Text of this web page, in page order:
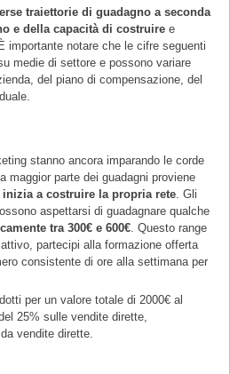
traiettorie di guadagno a seconda
e della capacità di costruire e
importante notare che le cifre seguenti
medie di settore e possono variare
del piano di compensazione, del
stanno ancora imparando le corde
maggior parte dei guadagni proviene
inizia a costruire la propria rete. Gli
aspettarsi di guadagnare qualche
tra 300€ e 600€. Questo range
partecipi alla formazione offerta
consistente di ore alla settimana per
per un valore totale di 2000€ al
25% sulle vendite dirette,
vendite dirette.